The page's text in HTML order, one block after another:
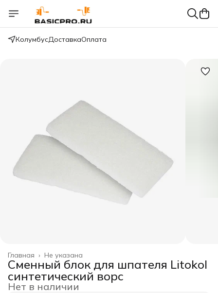
КолумбусДоставкаОплата
Не указана
Главная ›
Сменный блок для шпателя Litokol
синтетический ворс
Нет в наличии